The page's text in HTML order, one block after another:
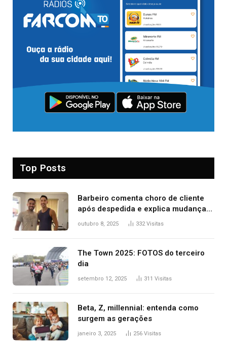
Top Posts
Barbeiro comenta choro de cliente
após despedida e explica mudança
para o TO: ‘Não esperava atingir
outubro 8, 2025 332Visitas
The Town 2025: FOTOS do terceiro
dia
setembro 12, 2025 311 Visitas
Beta, Z, millennial: entenda como
surgem as gerações
janeiro 3, 2025 256 Visitas